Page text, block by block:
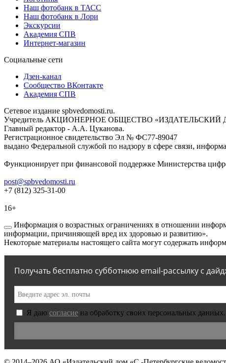
Наш фотобанк в ТАСС
Наш фотобанк в Лори
Экскурсии
Академия СПВ
Интернет-магазин
Социальные сети
Дзен-канал
Сообщество ВКонтакте
Академия СПВ
Сетевое издание spbvedomosti.ru.
Учредитель АКЦИОНЕРНОЕ ОБЩЕСТВО
Главный редактор - А.А. Цуканова.
Регистрационное свидетельство Эл № ФС77-89047
выдано Федеральной службой по надзору в сфере связи,
Функционирует при финансовой поддержке Министерства
post@spbvedomosti.ru
+7 (812) 325-31-00
16+
Информация о возрастных ограничениях в отношении
информации, причиняющей вред их здоровью и развитию».
Некоторые материалы настоящего сайта могут содержать
Получать бесплатно субботнюю email-рассылку с
Я даю согласие на обработку своих персональных данных.